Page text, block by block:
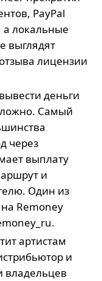
PayPal
а локальные
выглядят
лицензии
деньги
Самый
через
выплату
и
Один из
Remoney
.
артистам
и
владельцев